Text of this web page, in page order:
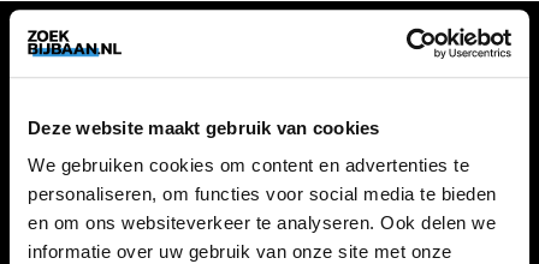
Deze website maakt gebruik van cookies
We gebruiken cookies om content en advertenties te
personaliseren, om functies voor social media te bieden
en om ons websiteverkeer te analyseren. Ook delen we
informatie over uw gebruik van onze site met onze
ZOEKBIJBAAN
VACATURES
Alle vacatures